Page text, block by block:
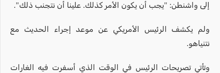
إلى واشنطن: "يجب أن يكون الأمر كذلك. علينا أن نتجنب ذلك".
ولم يكشف الرئيس الأمريكي عن موعد إجراء الحديث مع
نتنياهو.
وتأتي تصريحات الرئيس في الوقت الذي أسفرت فيه الغارات